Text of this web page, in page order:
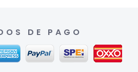
DE PAGO